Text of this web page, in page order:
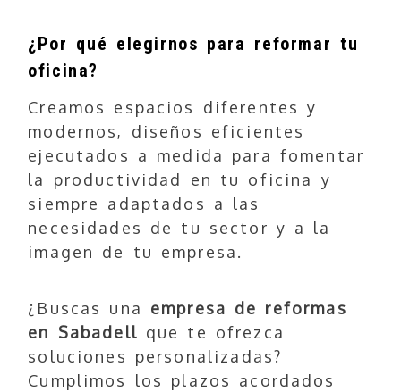
¿Por qué elegirnos para reformar tu
oficina?
Creamos espacios diferentes y
modernos, diseños eficientes
ejecutados a medida para fomentar
la productividad en tu oficina y
siempre adaptados a las
necesidades de tu sector y a la
imagen de tu empresa.
¿Buscas una empresa de reformas
en Sabadell que te ofrezca
soluciones personalizadas?
Cumplimos los plazos acordados